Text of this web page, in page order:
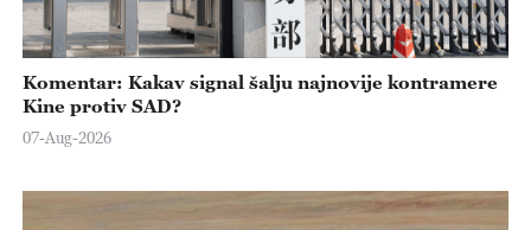
Komentar: Kakav signal šalju najnovije kontramere
Kine protiv SAD?
07-Aug-2026